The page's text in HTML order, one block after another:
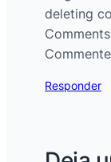
deleting
Responder